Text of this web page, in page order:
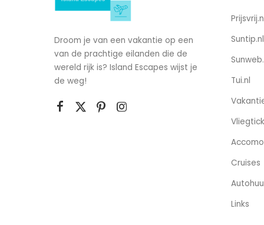
Droom je van een vakantie op een
van de prachtige eilanden die de
wereld rijk is? Island Escapes wijst je
de weg!
Suntip.nl
Tui.nl
Cruises
Links